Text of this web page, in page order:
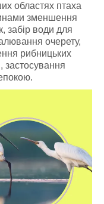
областях птаха
зменшення
забір води для
очерету,
рибницьких
застосування